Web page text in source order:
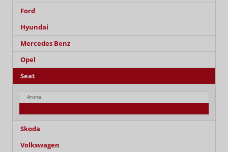
Ford
Hyundai
Mercedes Benz
Opel
Seat
Arona
Skoda
Volkswagen